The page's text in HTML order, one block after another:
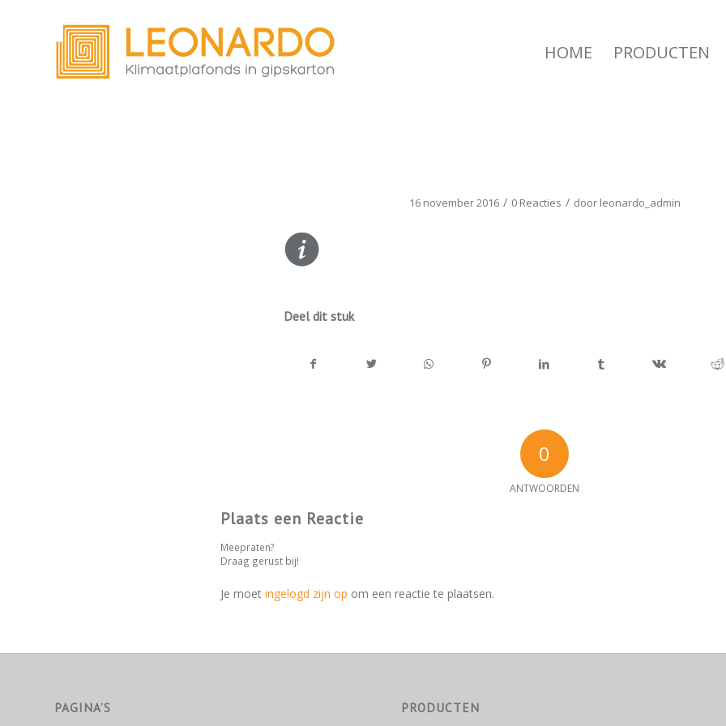
HOME PRODUCTEN
16 november 2016 / 0 Reacties / door leonardo_admin
Deel dit stuk
0
ANTWOORDEN
Plaats een Reactie
Meepraten?
Draag gerust bij!
Je moet ingelogd zijn op om een reactie te plaatsen.
PAGINA’S PRODUCTEN